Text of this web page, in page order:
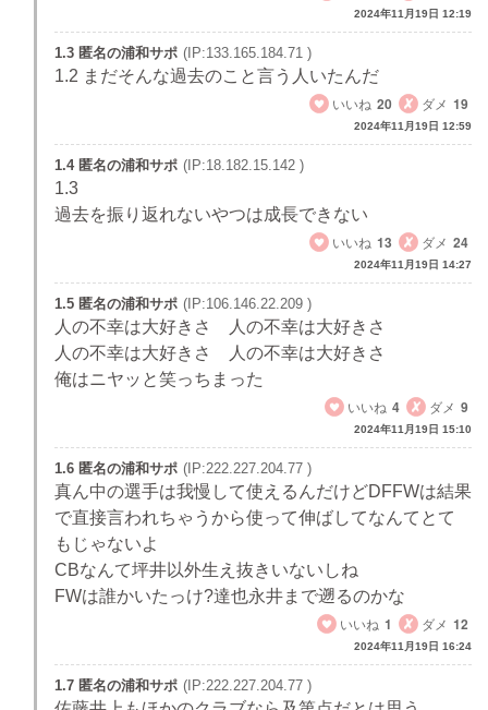
2024年11月19日 12:19
1.3 匿名の浦和サポ (IP:133.165.184.71 )
1.2 まだそんな過去のこと言う人いたんだ
いいね 20 ダメ 19
2024年11月19日 12:59
1.4 匿名の浦和サポ (IP:18.182.15.142 )
1.3
過去を振り返れないやつは成長できない
いいね 13 ダメ 24
2024年11月19日 14:27
1.5 匿名の浦和サポ (IP:106.146.22.209 )
人の不幸は大好きさ 人の不幸は大好きさ
人の不幸は大好きさ 人の不幸は大好きさ
俺はニヤッと笑っちまった
いいね 4 ダメ 9
2024年11月19日 15:10
1.6 匿名の浦和サポ (IP:222.227.204.77 )
真ん中の選手は我慢して使えるんだけどDFFWは結果
で直接言われちゃうから使って伸ばしてなんてとて
もじゃないよ
CBなんて坪井以外生え抜きいないしね
FWは誰かいたっけ?達也永井まで遡るのかな
いいね 1 ダメ 12
2024年11月19日 16:24
1.7 匿名の浦和サポ (IP:222.227.204.77 )